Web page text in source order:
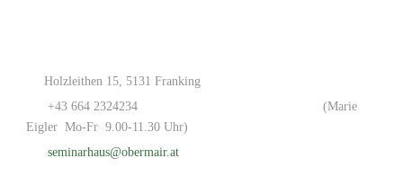
Holzleithen 15, 5131 Franking
+43 664 2324234
(Marie
Eigler Mo-Fr 9.00-11.30 Uhr)
seminarhaus@obermair.at